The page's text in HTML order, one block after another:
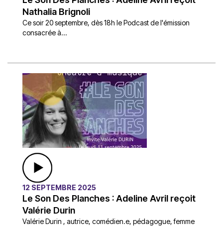
Nathalia Brignoli
Ce soir 20 septembre, dès 18h le Podcast de l'émission
consacrée à...
12 SEPTEMBRE 2025
Le Son Des Planches : Adeline Avril reçoit
Valérie Durin
Valérie Durin , autrice, comédien.e, pédagogue, femme